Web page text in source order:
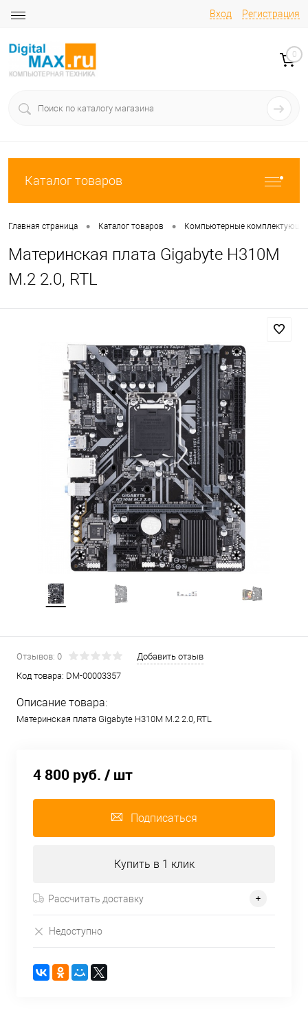
Вход Регистрация
0
Каталог товаров
Главная страница • Каталог товаров • Компьютерные
Материнская плата Gigabyte H310M
M.2 2.0, RTL
Отзывов: 0
Добавить отзыв
Код товара: DM-00003357
Описание товара:
Материнская плата Gigabyte H310M M.2 2.0, RTL
4 800 руб. / шт
Подписаться
Купить в 1 клик
Рассчитать доставку
Недоступно